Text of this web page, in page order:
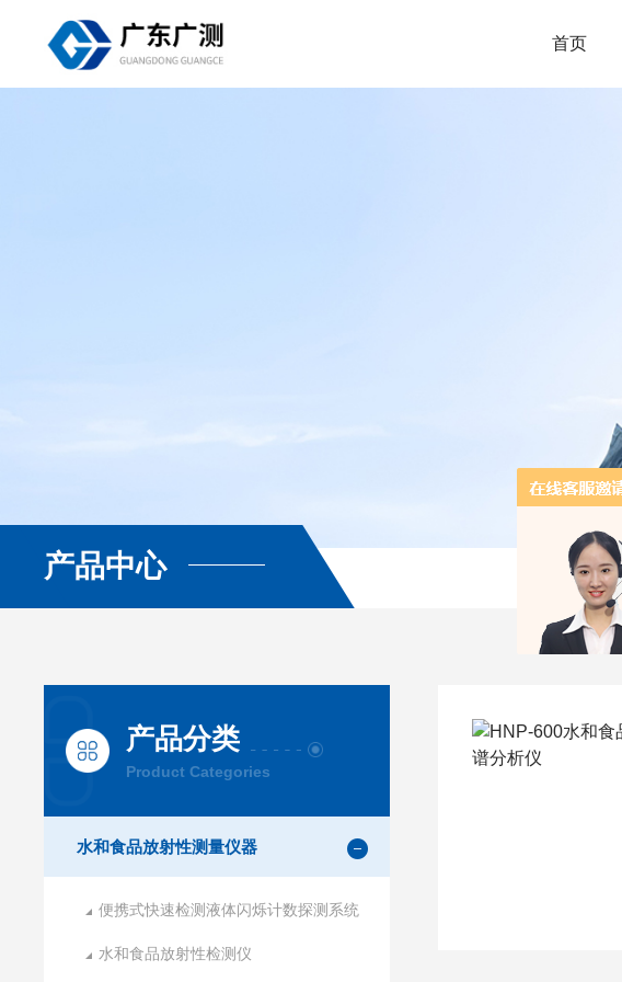
首页
产品中心
产品分类
Product Categories
水和食品放射性测量仪器
便携式快速检测液体闪烁计数探测系统
水和食品放射性检测仪